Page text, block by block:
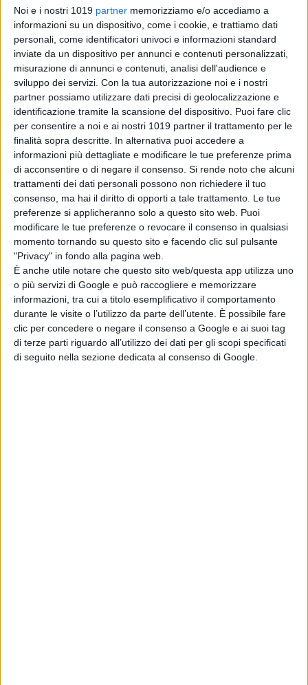
Noi e i nostri 1019 partner memorizziamo e/o accediamo a
informazioni su un dispositivo, come i cookie, e trattiamo dati
personali, come identificatori univoci e informazioni standard
inviate da un dispositivo per annunci e contenuti personalizzati,
misurazione di annunci e contenuti, analisi dell'audience e
sviluppo dei servizi. Con la tua autorizzazione noi e i nostri
partner possiamo utilizzare dati precisi di geolocalizzazione e
identificazione tramite la scansione del dispositivo. Puoi fare clic
per consentire a noi e ai nostri 1019 partner il trattamento per le
finalità sopra descritte. In alternativa puoi accedere a
informazioni più dettagliate e modificare le tue preferenze prima
di acconsentire o di negare il consenso. Si rende noto che alcuni
trattamenti dei dati personali possono non richiedere il tuo
consenso, ma hai il diritto di opporti a tale trattamento. Le tue
preferenze si applicheranno solo a questo sito web. Puoi
modificare le tue preferenze o revocare il consenso in qualsiasi
momento tornando su questo sito e facendo clic sul pulsante
"Privacy" in fondo alla pagina web.
È anche utile notare che questo sito web/questa app utilizza uno
o più servizi di Google e può raccogliere e memorizzare
informazioni, tra cui a titolo esemplificativo il comportamento
durante le visite o l’utilizzo da parte dell’utente. È possibile fare
clic per concedere o negare il consenso a Google e ai suoi tag
di terze parti riguardo all’utilizzo dei dati per gli scopi specificati
di seguito nella sezione dedicata al consenso di Google.
Jurassic World
Rebirth perde il
regista Gareth
Edwards
di Emanuela Giuliani
L’Estranea di
Paolo Strippoli
sarà in concorso
al Toronto Film
Festival
di La Redazione
Paramount-
Warner Bros.: il
Regno Unito dà il
via libera
all’operazione
di Emanuela Giuliani
smentisce i rumor:
The Batman 2 e
The Batman 3
non saranno girati
insieme
di Emanuela Giuliani